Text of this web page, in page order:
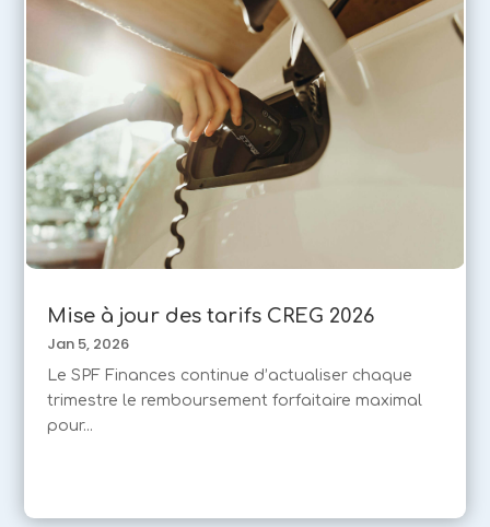
Mise à jour des tarifs CREG 2026
Jan 5, 2026
Le SPF Finances continue d’actualiser chaque
trimestre le remboursement forfaitaire maximal
pour...